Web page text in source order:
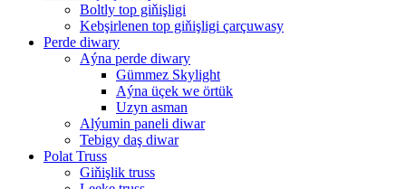
Boltly top giňişligi
Kebşirlenen top giňişligi çarçuwasy
Perde diwary
Aýna perde diwary
Gümmez Skylight
Aýna üçek we örtük
Uzyn asman
Alýumin paneli diwar
Tebigy daş diwar
Polat Truss
Giňişlik truss